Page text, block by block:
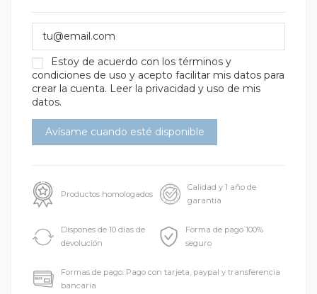
Estoy de acuerdo con los términos y
condiciones de uso y acepto facilitar mis datos para
crear la cuenta. Leer la privacidad y uso de mis
datos.
Productos homologados
Calidad y 1 año de
garantía
Dispones de 10 días de
devolución
Forma de pago 100%
seguro
Formas de pago: Pago con tarjeta, paypal y transferencia
bancaria